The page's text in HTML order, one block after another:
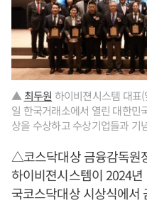
▲최두원 하이비젼시스템 대표
일 한국거래소에서 열린 대한민
상을 수상하고 수상기업들과 기
△코스닥대상 금융감독원
하이비젼시스템이 2024
국코스닥대상 시상식에서